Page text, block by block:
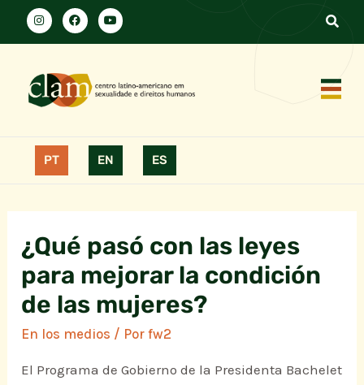
PT EN ES
¿Qué pasó con las leyes
para mejorar la condición
de las mujeres?
En los medios / Porfw2
El Programa de Gobierno de la Presidenta Bachelet